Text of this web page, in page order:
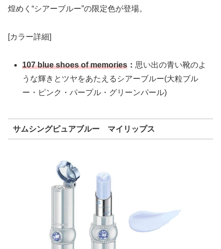
煌めく“シアーブルー”の限定色が登場。
[カラー詳細]
107 blue shoes of memories ： 思い出の青い靴のよ
うな輝きとツヤをあたえるシアーブルー(大粒ブル
ー・ピンク・パープル・グリーンパール)
サムシングピュアブルー マイリップス